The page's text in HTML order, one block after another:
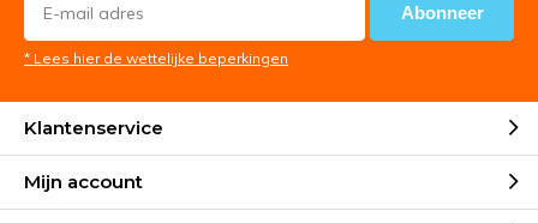
Abonneer
* Lees hier de wettelijke beperkingen
Klantenservice
Mijn account